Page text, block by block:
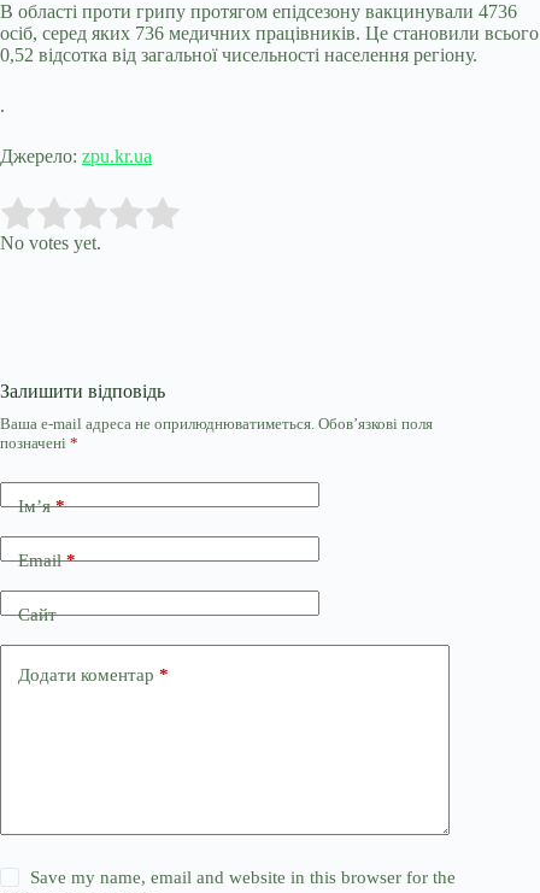
В області проти грипу протягом епідсезону вакцинували 4736
осіб, серед яких 736 медичних працівників. Це становили всього
0,52 відсотка від загальної чисельності населення регіону.
.
Джерело: zpu.kr.ua
Rate this item:
No votes yet.
Залишити відповідь
Ваша e-mail адреса не оприлюднюватиметься. Обов’язкові поля
позначені *
Ім’я*
Email*
Сайт
Додати коментар *
Save my name, email and website in this browser for the